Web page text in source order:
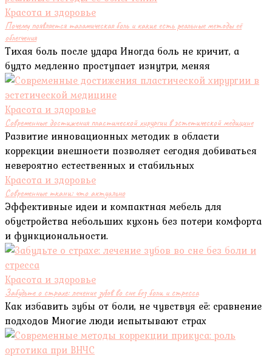
Красота и здоровье
Почему появляется таламическая боль и какие есть реальные методы её
облегчения
Тихая боль после удара Иногда боль не кричит, а
будто медленно проступает изнутри, меняя
Красота и здоровье
Современные достижения пластической хирургии в эстетической медицине
Развитие инновационных методик в области
коррекции внешности позволяет сегодня добиваться
невероятно естественных и стабильных
Красота и здоровье
Современные ткани: что актуально
Эффективные идеи и компактная мебель для
обустройства небольших кухонь без потери комфорта
и функциональности.
Красота и здоровье
Забудьте о страхе: лечение зубов во сне без боли и стресса
Как избавить зубы от боли, не чувствуя её: сравнение
подходов Многие люди испытывают страх